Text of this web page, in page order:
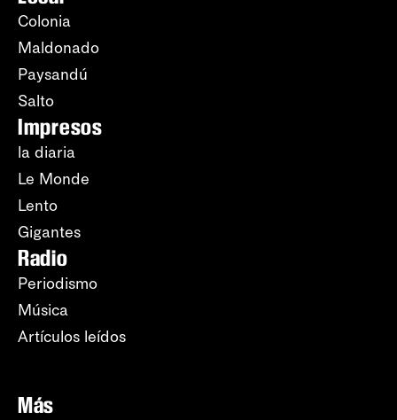
Colonia
Maldonado
Paysandú
Salto
Impresos
la diaria
Le Monde
Lento
Gigantes
Radio
Periodismo
Música
Artículos leídos
Más